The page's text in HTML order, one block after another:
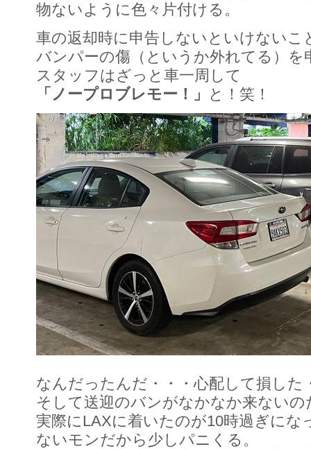
物ないように色々片付ける。
車の返却時に申告しないといけないこ
バンパーの傷（というか外れてる）を
スタッフはざっと車一周して
「ノープロブレモー！」 と！笑！
なんだったんだ・・・心配して損した
そして送迎のバンがなかなか来ないの
実際にLAXに着いたのが10時過ぎにな
ないモンだから少しパニくる。